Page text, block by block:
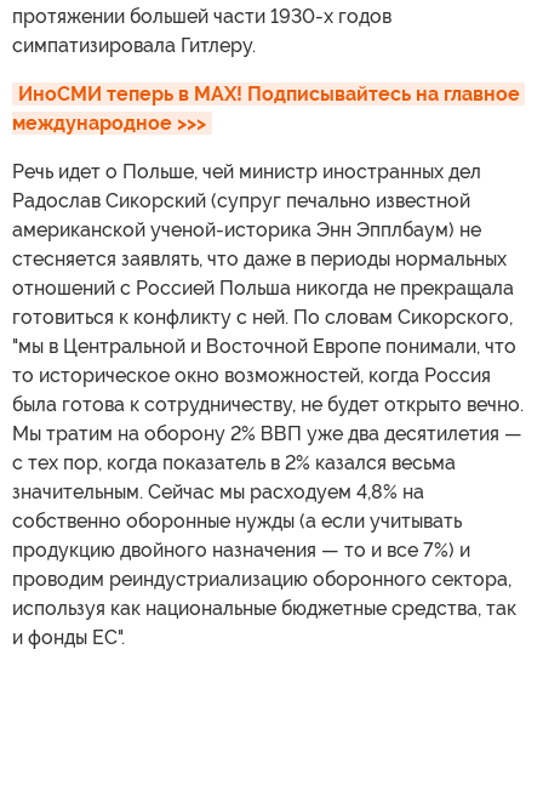
протяжении большей части 1930-х годов
симпатизировала Гитлеру.
ИноСМИ теперь в MAX! Подписывайтесь на главное
международное >>>
Речь идет о Польше, чей министр иностранных дел
Радослав Сикорский (супруг печально известной
американской ученой-историка Энн Эпплбаум) не
стесняется заявлять, что даже в периоды нормальных
отношений с Россией Польша никогда не прекращала
готовиться к конфликту с ней. По словам Сикорского,
"мы в Центральной и Восточной Европе понимали, что
то историческое окно возможностей, когда Россия
была готова к сотрудничеству, не будет открыто вечно.
Мы тратим на оборону 2% ВВП уже два десятилетия —
с тех пор, когда показатель в 2% казался весьма
значительным. Сейчас мы расходуем 4,8% на
собственно оборонные нужды (а если учитывать
продукцию двойного назначения — то и все 7%) и
проводим реиндустриализацию оборонного сектора,
используя как национальные бюджетные средства, так
и фонды ЕС".